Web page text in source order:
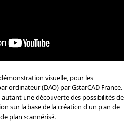
visuelle, pour les
ordinateur (DAO) par GstarCAD France.
une découverte des possibilités de
sur la base de la création d'un plan de
plan scannérisé.